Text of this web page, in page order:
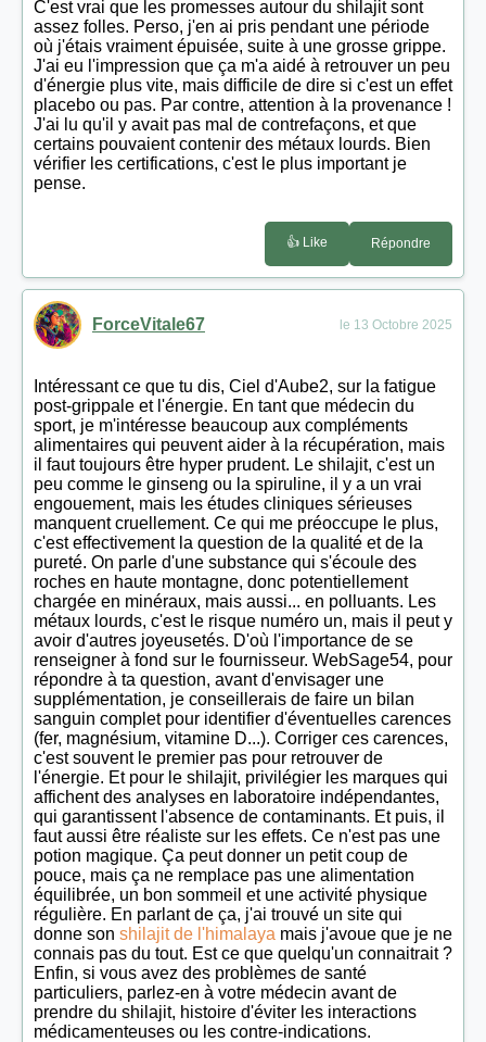
C'est vrai que les promesses autour du shilajit sont
assez folles. Perso, j'en ai pris pendant une période
où j'étais vraiment épuisée, suite à une grosse grippe.
J'ai eu l'impression que ça m'a aidé à retrouver un peu
d'énergie plus vite, mais difficile de dire si c'est un effet
placebo ou pas. Par contre, attention à la provenance !
J'ai lu qu'il y avait pas mal de contrefaçons, et que
certains pouvaient contenir des métaux lourds. Bien
vérifier les certifications, c'est le plus important je
pense.
👍 Like Répondre
ForceVitale67 le 13 Octobre 2025
Intéressant ce que tu dis, Ciel d'Aube2, sur la fatigue
post-grippale et l'énergie. En tant que médecin du
sport, je m'intéresse beaucoup aux compléments
alimentaires qui peuvent aider à la récupération, mais
il faut toujours être hyper prudent. Le shilajit, c'est un
peu comme le ginseng ou la spiruline, il y a un vrai
engouement, mais les études cliniques sérieuses
manquent cruellement. Ce qui me préoccupe le plus,
c'est effectivement la question de la qualité et de la
pureté. On parle d'une substance qui s'écoule des
roches en haute montagne, donc potentiellement
chargée en minéraux, mais aussi... en polluants. Les
métaux lourds, c'est le risque numéro un, mais il peut y
avoir d'autres joyeusetés. D'où l'importance de se
renseigner à fond sur le fournisseur. WebSage54, pour
répondre à ta question, avant d'envisager une
supplémentation, je conseillerais de faire un bilan
sanguin complet pour identifier d'éventuelles carences
(fer, magnésium, vitamine D...). Corriger ces carences,
c'est souvent le premier pas pour retrouver de
l'énergie. Et pour le shilajit, privilégier les marques qui
affichent des analyses en laboratoire indépendantes,
qui garantissent l'absence de contaminants. Et puis, il
faut aussi être réaliste sur les effets. Ce n'est pas une
potion magique. Ça peut donner un petit coup de
pouce, mais ça ne remplace pas une alimentation
équilibrée, un bon sommeil et une activité physique
régulière. En parlant de ça, j'ai trouvé un site qui
donne son shilajit de l'himalaya mais j'avoue que je ne
connais pas du tout. Est ce que quelqu'un connaitrait ?
Enfin, si vous avez des problèmes de santé
particuliers, parlez-en à votre médecin avant de
prendre du shilajit, histoire d'éviter les interactions
médicamenteuses ou les contre-indications.